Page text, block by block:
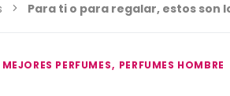
Para ti o para regalar, estos son
MEJORES PERFUMES PERFUMES HOMBRE